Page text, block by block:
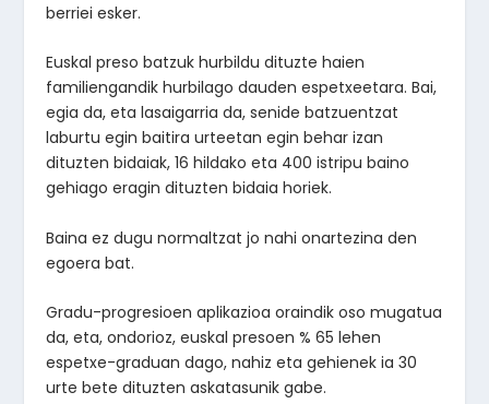
berriei esker.
Euskal preso batzuk hurbildu dituzte haien
familiengandik hurbilago dauden espetxeetara. Bai,
egia da, eta lasaigarria da, senide batzuentzat
laburtu egin baitira urteetan egin behar izan
dituzten bidaiak, 16 hildako eta 400 istripu baino
gehiago eragin dituzten bidaia horiek.
Baina ez dugu normaltzat jo nahi onartezina den
egoera bat.
Gradu-progresioen aplikazioa oraindik oso mugatua
da, eta, ondorioz, euskal presoen % 65 lehen
espetxe-graduan dago, nahiz eta gehienek ia 30
urte bete dituzten askatasunik gabe.